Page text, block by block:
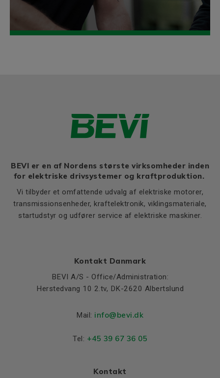
BEVI er en af Nordens største virksomheder inden
for elektriske drivsystemer og kraftproduktion.
Vi tilbyder et omfattende udvalg af elektriske motorer,
transmissionsenheder, kraftelektronik, viklingsmateriale,
startudstyr og udfører service af elektriske maskiner.
Kontakt Danmark
BEVI A/S - Office/Administration:
Herstedvang 10 2.tv, DK-2620 Albertslund
Mail: info@bevi.dk
Tel: +45 39 67 36 05
Kontakt